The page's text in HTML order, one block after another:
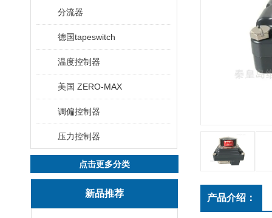
分流器
德国tapeswitch
温度控制器
美国 ZERO-MAX
调偏控制器
压力控制器
点击更多分类
新品推荐 产品介绍：